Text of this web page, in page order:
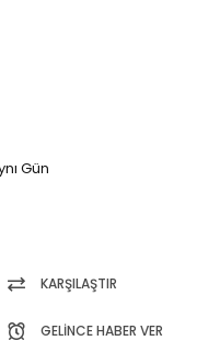
Gün
KARŞILAŞTIR
GELINCE HABER VER